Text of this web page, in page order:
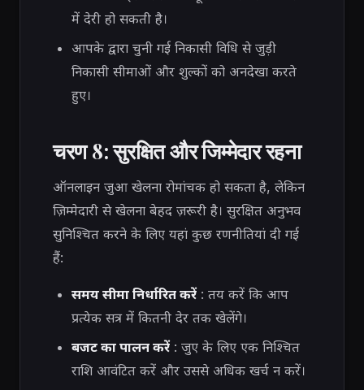
में देरी हो सकती है।
आपके द्वारा चुनी गई निकासी विधि से जुड़ी
निकासी सीमाओं और शुल्कों को अनदेखा करते
हुए।
चरण 8: सुरक्षित और जिम्मेदार रहना
ऑनलाइन जुआ खेलना रोमांचक हो सकता है, लेकिन
ज़िम्मेदारी से खेलना बेहद ज़रूरी है। सुरक्षित अनुभव
सुनिश्चित करने के लिए यहां कुछ रणनीतियां दी गई
हैं:
समय सीमा निर्धारित करें: तय करें कि आप
प्रत्येक सत्र में कितनी देर तक खेलेंगे।
बजट का पालन करें: जुए के लिए एक निश्चित
राशि आवंटित करें और उससे अधिक खर्च न करें।